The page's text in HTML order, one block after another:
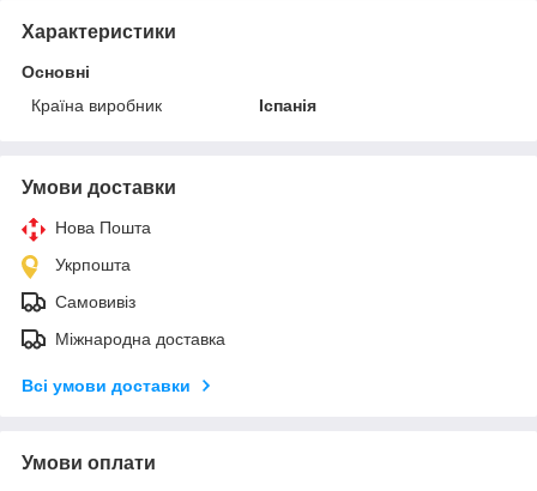
Характеристики
Основні
Країна виробник
Іспанія
Умови доставки
Нова Пошта
Укрпошта
Самовивіз
Міжнародна доставка
Всі умови доставки
Умови оплати